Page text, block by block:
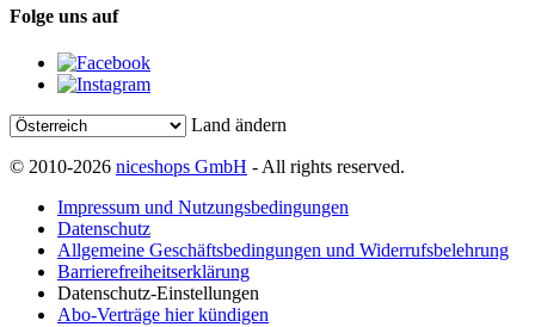
Folge uns auf
Land ändern
© 2010-2026 niceshops GmbH - All rights reserved.
Impressum und Nutzungsbedingungen
Datenschutz
Allgemeine Geschäftsbedingungen und Widerrufsbelehrung
Barrierefreiheitserklärung
Datenschutz-Einstellungen
Abo-Verträge hier kündigen